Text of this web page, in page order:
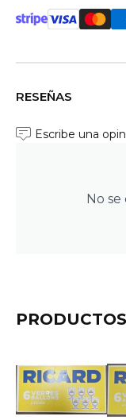
RESEÑAS
No
Escribe una
PRODUCTOS